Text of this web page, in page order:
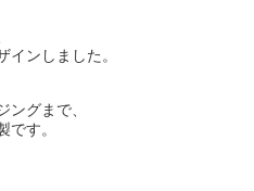
インしました。
グまで、
す。